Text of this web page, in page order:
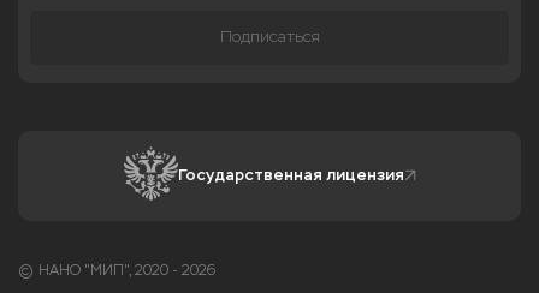
Подписаться
Государственная лицензия
© НАНО "МИП", 2020 - 2026